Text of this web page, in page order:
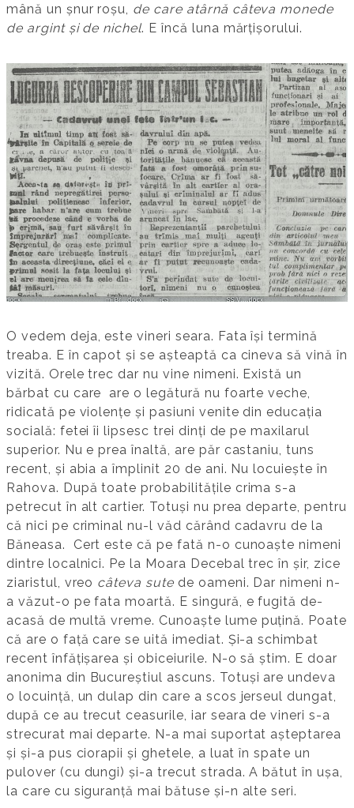
mână un șnur roșu, de care atârnă câteva monede
de argint și de nichel. E încă luna mărțișorului.
O vedem deja, este vineri seara. Fata își termină
treaba. E în capot și se așteaptă ca cineva să vină în
vizită. Orele trec dar nu vine nimeni. Există un
bărbat cu care are o legătură nu foarte veche,
ridicată pe violențe și pasiuni venite din educația
socială: fetei îi lipsesc trei dinți de pe maxilarul
superior. Nu e prea înaltă, are păr castaniu, tuns
recent, și abia a împlinit 20 de ani. Nu locuiește în
Rahova. După toate probabilitățile crima s-a
petrecut în alt cartier. Totuși nu prea departe, pentru
că nici pe criminal nu-l văd cărând cadavru de la
Băneasa. Cert este că pe fată n-o cunoaște nimeni
dintre localnici. Pe la Moara Decebal trec în șir, zice
ziaristul, vreo câteva sutede oameni. Dar nimeni n-
a văzut-o pe fata moartă. E singură, e fugită de-
acasă de multă vreme. Cunoaște lume puțină. Poate
că are o față care se uită imediat. Și-a schimbat
recent înfățișarea și obiceiurile. N-o să știm. E doar
anonima din Bucureștiul ascuns. Totuși are undeva
o locuință, un dulap din care a scos jerseul dungat,
după ce au trecut ceasurile, iar seara de vineri s-a
strecurat mai departe. N-a mai suportat așteptarea
și și-a pus ciorapii și ghetele, a luat în spate un
pulover (cu dungi) și-a trecut strada. A bătut în ușa,
la care cu siguranță mai bătuse și-n alte seri.